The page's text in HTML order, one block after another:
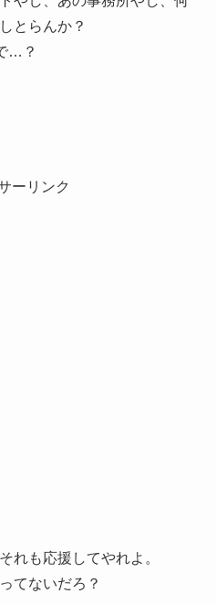
とらんか？
…？
ーリンク
れも応援してやれよ。
てないだろ？